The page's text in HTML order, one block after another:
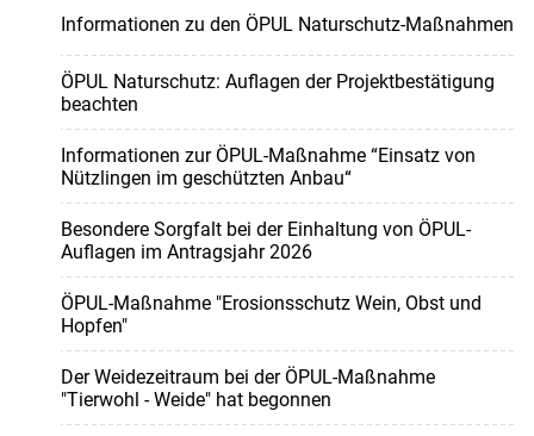
Informationen zu den ÖPUL Naturschutz-Maßnahmen
ÖPUL Naturschutz: Auflagen der Projektbestätigung
beachten
Informationen zur ÖPUL-Maßnahme “Einsatz von
Nützlingen im geschützten Anbau“
Besondere Sorgfalt bei der Einhaltung von ÖPUL-
Auflagen im Antragsjahr 2026
ÖPUL-Maßnahme "Erosionsschutz Wein, Obst und
Hopfen"
Der Weidezeitraum bei der ÖPUL-Maßnahme
"Tierwohl - Weide" hat begonnen